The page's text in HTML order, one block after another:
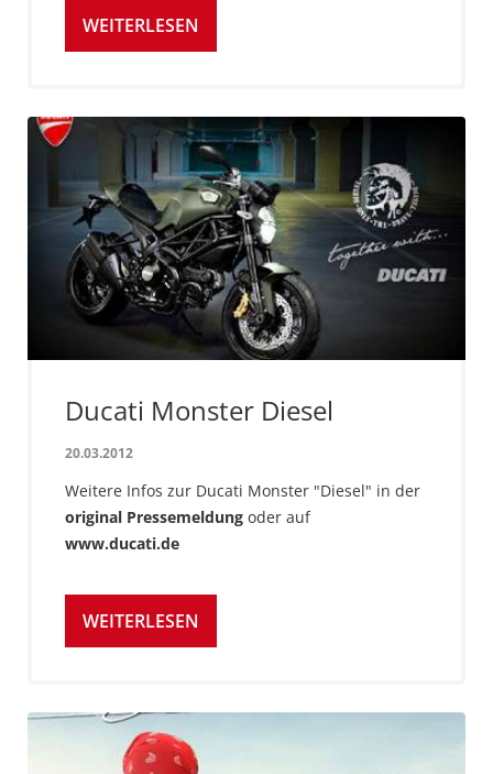
WEITERLESEN
Ducati Monster Diesel
20.03.2012
Weitere Infos zur Ducati Monster "Diesel" in der
original Pressemeldung oder auf
www.ducati.de
WEITERLESEN